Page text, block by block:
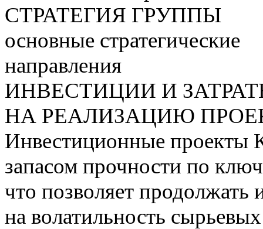
СТРАТЕГИЯ ГРУППЫ
основные стратегические
направления
ИНВЕСТИЦИИ И
НА РЕАЛИЗАЦИЮ
Инвестиционные проекты
запасом прочности по
что позволяет продолжать
на волатильность